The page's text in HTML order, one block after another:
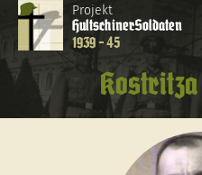
Projekt
HultschinerSoldaten
1939 - 45